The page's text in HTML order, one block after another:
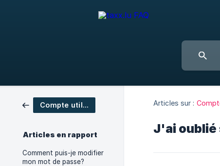
Compte utilisateur
Articles en rapport
Comment puis-je modifier
mon mot de passe?
Articles sur :
J'ai oublié